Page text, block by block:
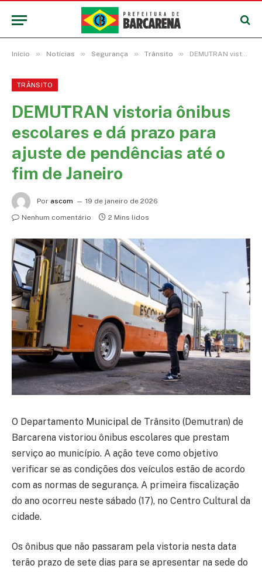
Início » Notícias » Segurança » Trânsito » DEMUTRAN vistoria ônibus escolares e dá prazo para ajuste de pendências até o fim de Janeiro
TRÂNSITO
DEMUTRAN vistoria ônibus
escolares e dá prazo para
ajuste de pendências até o
fim de Janeiro
Por ascom
19 de janeiro de 2026
Nenhum comentário
2 Mins lidos
O Departamento Municipal de Trânsito (Demutran) de
Barcarena vistoriou ônibus escolares que prestam
serviço ao município. A ação teve como objetivo
verificar se as condições dos veículos estão de acordo
com as normas de segurança. A primeira fiscalização
do ano ocorreu neste sábado (17), no Centro Cultural da
cidade.
Os ônibus que não passaram pela vistoria nesta data
terão prazo de sete dias para se apresentar na sede do